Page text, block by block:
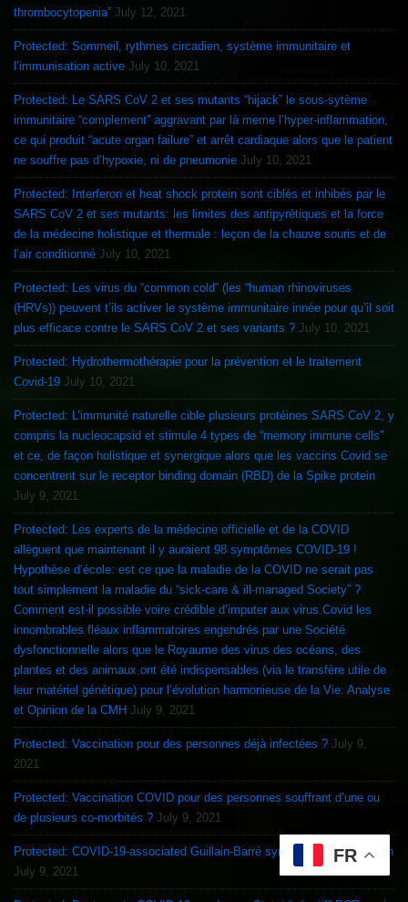
thrombocytopenia” July 12, 2021
Protected: Sommeil, rythmes circadien, système immunitaire et
l’immunisation active July 10, 2021
Protected: Le SARS CoV 2 et ses mutants “hijack” le sous-sytème
immunitaire “complement” aggravant par là meme l’hyper-inflammation,
ce qui produit “acute organ failure” et arrêt cardiaque alors que le patient
ne souffre pas d’hypoxie, ni de pneumonie July 10, 2021
Protected: Interferon et heat shock protein sont ciblés et inhibés par le
SARS CoV 2 et ses mutants: les limites des antipyrétiques et la force
de la médecine holistique et thermale : leçon de la chauve souris et de
l’air conditionné July 10, 2021
Protected: Les virus du “common cold” (les “human rhinoviruses
(HRVs)) peuvent t’ils activer le système immunitaire innée pour qu’il soit
plus efficace contre le SARS CoV 2 et ses variants ? July 10, 2021
Protected: Hydrothermothérapie pour la prévention et le traitement
Covid-19 July 10, 2021
Protected: L’immunité naturelle cible plusieurs protéines SARS CoV 2, y
compris la nucleocapsid et stimule 4 types de “memory immune cells”
et ce, de façon holistique et synergique alors que les vaccins Covid se
concentrent sur le receptor binding domain (RBD) de la Spike protein
July 9, 2021
Protected: Les experts de la médecine officielle et de la COVID
allèguent que maintenant il y auraient 98 symptômes COVID-19 !
Hypothèse d’école: est ce que la maladie de la COVID ne serait pas
tout simplement la maladie du “sick-care & ill-managed Society” ?
Comment est-il possible voire crédible d’imputer aux virus Covid les
innombrables fléaux inflammatoires engendrés par une Société
dysfonctionnelle alors que le Royaume des virus des océans, des
plantes et des animaux ont été indispensables (via le transfère utile de
leur matériel génétique) pour l’évolution harmonieuse de la Vie: Analyse
et Opinion de la CMH July 9, 2021
Protected: Vaccination pour des personnes déjà infectées ? July 9,
2021
Protected: Vaccination COVID pour des personnes souffrant d’une ou
de plusieurs co-morbités ? July 9, 2021
Protected: COVID-19-associated Guillain-Barré syndrome & Vaccination
July 9, 2021
FR